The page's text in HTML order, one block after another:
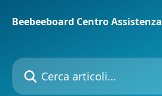
Beebeeboard Centro Assistenza
Cerca articoli…